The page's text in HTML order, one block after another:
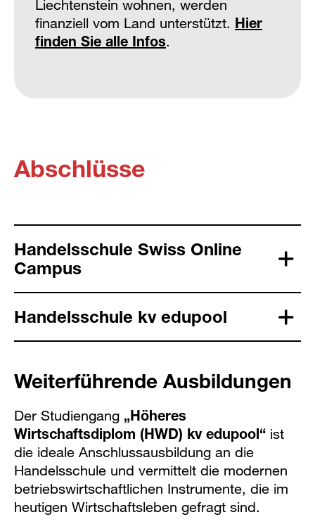
Liechtenstein wohnen, werden
finanziell vom Land unterstützt. Hier
finden Sie alle Infos.
Abschlüsse
Handelsschule Swiss Online
Campus
Handelsschule kv edupool
Weiterführende Ausbildungen
Der Studiengang „Höheres
Wirtschaftsdiplom (HWD) kv edupool“ ist
die ideale Anschlussausbildung an die
Handelsschule und vermittelt die modernen
betriebswirtschaftlichen Instrumente, die im
heutigen Wirtschaftsleben gefragt sind.